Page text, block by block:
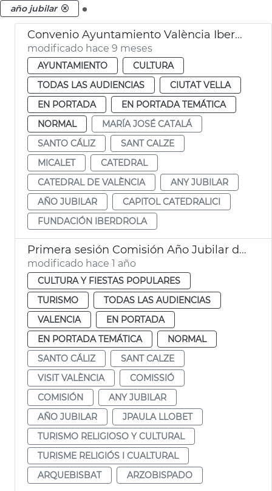
año jubilar
Convenio Ayuntamiento València Iberdrola iluminación Catedral Micalet
modificado hace 9 meses
AYUNTAMIENTO
CULTURA
TODAS LAS AUDIENCIAS
CIUTAT VELLA
EN PORTADA
EN PORTADA TEMÁTICA
NORMAL
MARÍA JOSÉ CATALÁ
SANTO CÁLIZ
SANT CALZE
MICALET
CATEDRAL
CATEDRAL DE VALÈNCIA
ANY JUBILAR
AÑO JUBILAR
CAPITOL CATEDRALICI
FUNDACIÓN IBERDROLA
Primera sesión Comisión Año Jubilar del Santo Cáliz
modificado hace 1 año
CULTURA Y FIESTAS POPULARES
TURISMO
TODAS LAS AUDIENCIAS
VALENCIA
EN PORTADA
EN PORTADA TEMÁTICA
NORMAL
SANTO CÁLIZ
SANT CALZE
VISIT VALÈNCIA
COMISSIÓ
COMISIÓN
ANY JUBILAR
AÑO JUBILAR
JPAULA LLOBET
TURISMO RELIGIOSO Y CULTURAL
TURISME RELIGIÓS I CUALTURAL
ARQUEBISBAT
ARZOBISPADO